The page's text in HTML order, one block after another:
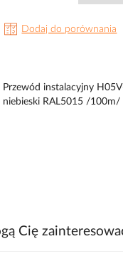
Dodaj do porównania
Przewód instalacyjny
niebieski RAL5015 /100m/
Cię